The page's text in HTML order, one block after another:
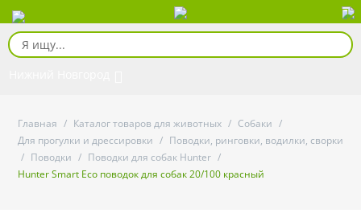
Главная / Каталог товаров для животных / Собаки /
Для прогулки и дрессировки / Поводки, ринговки, водилки, сворки
/ Поводки / Поводки для собак Hunter /
Hunter Smart Eco поводок для собак 20/100 красный